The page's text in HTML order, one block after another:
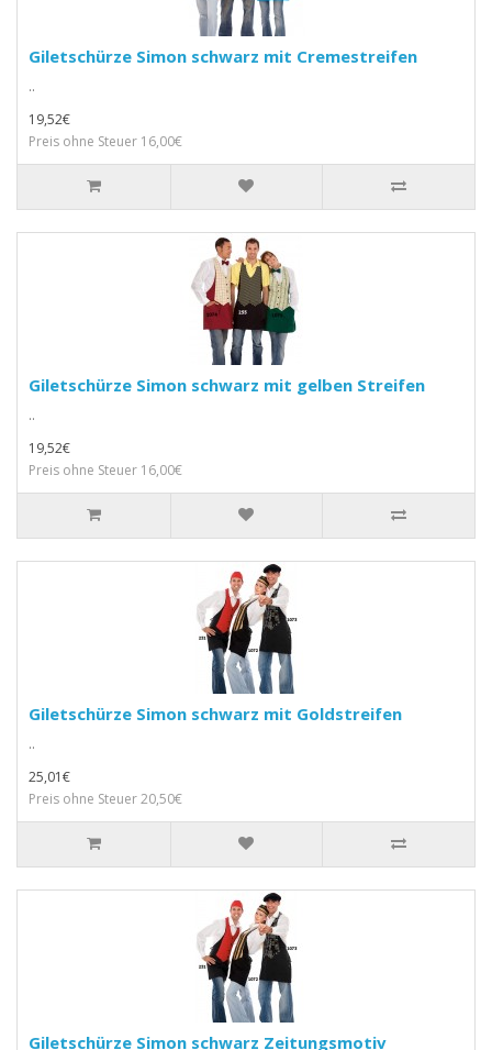
Giletschürze Simon schwarz mit Cremestreifen
..
19,52€
Preis ohne Steuer 16,00€
Giletschürze Simon schwarz mit gelben Streifen
..
19,52€
Preis ohne Steuer 16,00€
Giletschürze Simon schwarz mit Goldstreifen
..
25,01€
Preis ohne Steuer 20,50€
Giletschürze Simon schwarz Zeitungsmotiv